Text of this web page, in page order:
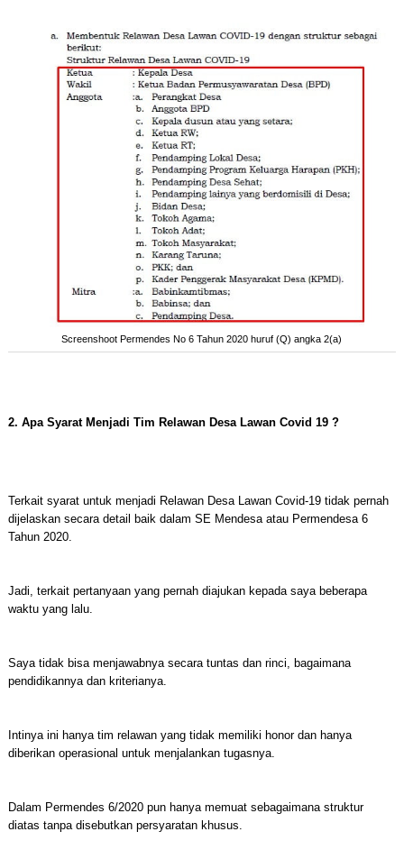
Screenshoot Permendes No 6 Tahun 2020 huruf (Q) angka 2(a)
2. Apa Syarat Menjadi Tim Relawan Desa Lawan Covid 19 ?
Terkait syarat untuk menjadi Relawan Desa Lawan Covid-19 tidak pernah
dijelaskan secara detail baik dalam SE Mendesa atau Permendesa 6
Tahun 2020.
Jadi, terkait pertanyaan yang pernah diajukan kepada saya beberapa
waktu yang lalu.
Saya tidak bisa menjawabnya secara tuntas dan rinci, bagaimana
pendidikannya dan kriterianya.
Intinya ini hanya tim relawan yang tidak memiliki honor dan hanya
diberikan operasional untuk menjalankan tugasnya.
Dalam Permendes 6/2020 pun hanya memuat sebagaimana struktur
diatas tanpa disebutkan persyaratan khusus.